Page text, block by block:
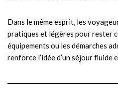
Dans le même esprit, les
pratiques et légères pour rester
équipements ou les démarches
renforce l’idée d’un séjour fluide